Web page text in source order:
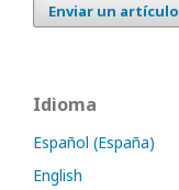
Enviar un artículo
Idioma
Español (España)
English